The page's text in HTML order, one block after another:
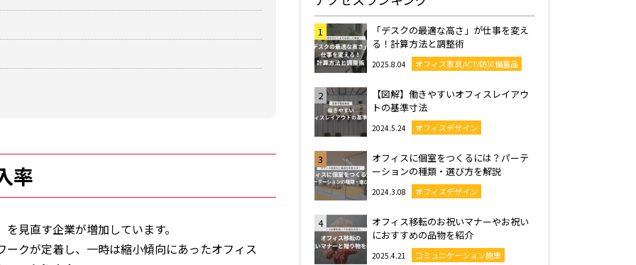
率
見直す企業が増加しています。
クが定着し、一時は縮小傾向にあったオフィス
1
「デスクの最適な高さ」が仕事を変え
る！計算方法と調整術
2025.8.04 オフィス家具/ICT/防災備蓄品
2
【図解】働きやすいオフィスレイアウ
トの基準寸法
2024.5.24 オフィスデザイン
3
オフィスに個室をつくるには？パーテ
ーションの種類・選び方を解説
2024.3.08 オフィスデザイン
4
オフィス移転のお祝いマナーやお祝い
におすすめの品物を紹介
2025.4.21 コミュニケーション施策